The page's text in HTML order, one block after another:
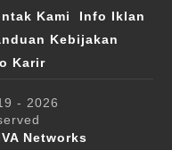
Kami
Info Iklan
Kebijakan
Karir
- 2026
Networks